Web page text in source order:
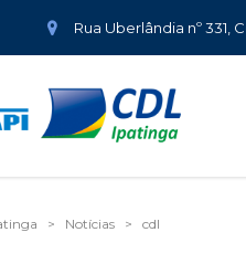
Rua Uberlândia nº 331,
> Notícias > cdl